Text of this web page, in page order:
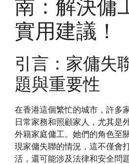
南：解決傭
實用建議！
引言：家傭失
題與重要性
在香港這個繁忙的城市，許多
日常家務和照顧家人，尤其是
外籍家庭傭工。她們的角色至
現家傭失聯的情況，這不僅會
活，還可能涉及法律和安全問